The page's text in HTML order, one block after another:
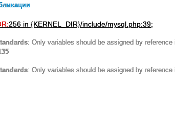
256 in {KERNEL_DIR}/include/mysql.php:39;
: Only variables should be assigned by reference
: Only variables should be assigned by reference